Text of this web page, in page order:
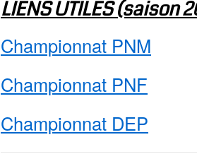
LIENS UTILES (saison
Championnat PNM
Championnat PNF
Championnat DEP